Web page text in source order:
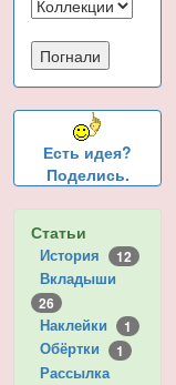
Есть идея?
Поделись.
Статьи
История 12
Вкладыши
26
Наклейки 1
Обёртки 1
Рассылка